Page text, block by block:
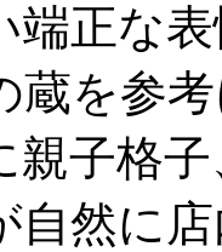
端正な
蔵を参
親子格
自然に